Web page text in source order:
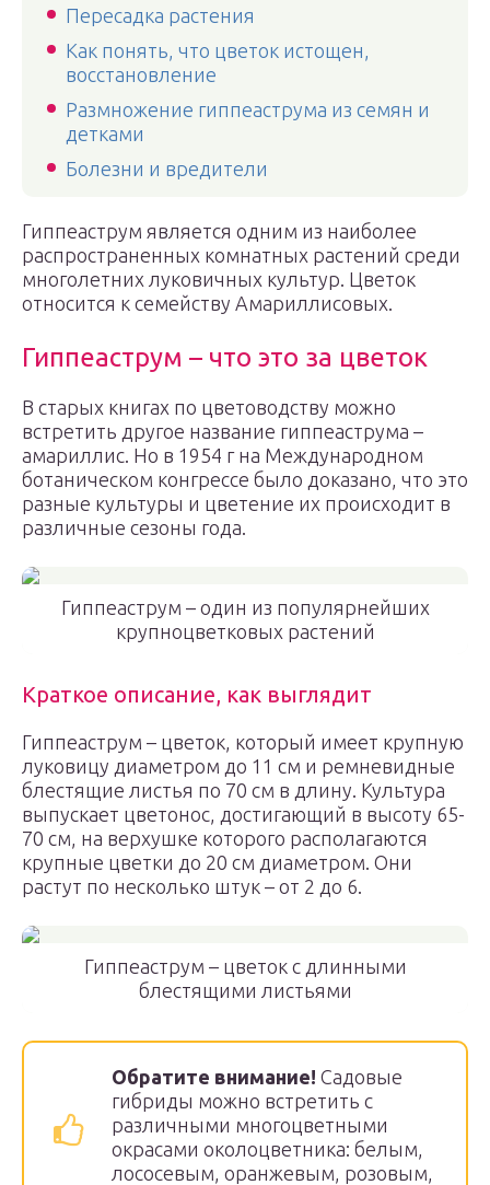
Пересадка растения
Как понять, что цветок истощен,
восстановление
Размножение гиппеаструма из семян и
детками
Болезни и вредители
Гиппеаструм является одним из наиболее
распространенных комнатных растений среди
многолетних луковичных культур. Цветок
относится к семейству Амариллисовых.
Гиппеаструм – что это за цветок
В старых книгах по цветоводству можно
встретить другое название гиппеаструма –
амариллис. Но в 1954 г на Международном
ботаническом конгрессе было доказано, что это
разные культуры и цветение их происходит в
различные сезоны года.
Гиппеаструм – один из популярнейших
крупноцветковых растений
Краткое описание, как выглядит
Гиппеаструм – цветок, который имеет крупную
луковицу диаметром до 11 см и ремневидные
блестящие листья по 70 см в длину. Культура
выпускает цветонос, достигающий в высоту 65-
70 см, на верхушке которого располагаются
крупные цветки до 20 см диаметром. Они
растут по несколько штук – от 2 до 6.
Гиппеаструм – цветок с длинными
блестящими листьями
Обратите внимание! Садовые
гибриды можно встретить с
различными многоцветными
окрасами околоцветника: белым,
лососевым, оранжевым, розовым,